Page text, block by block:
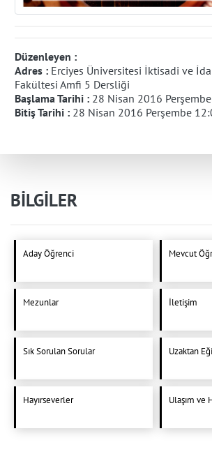
Düzenleyen :
Adres : Erciyes Üniversitesi İktisadi ve
Fakültesi Amfi 5 Dersliği
Başlama Tarihi : 28 Nisan 2016
Bitiş Tarihi : 28 Nisan 2016 Perşembe
BİLGİLER
Aday Öğrenci Mevcut
Mezunlar İletişim
Sık Sorulan Sorular Uzaktan
Hayırseverler Ulaşım ve